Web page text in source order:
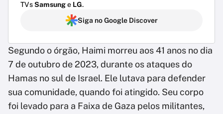
TVsSamsunge LG.
Siga no Google Discover
Segundo o órgão, Haimi morreu aos 41 anos no dia
7 de outubro de 2023, durante os ataques do
Hamas no sul de Israel. Ele lutava para defender
sua comunidade, quando foi atingido. Seu corpo
foi levado para a Faixa de Gaza pelos militantes,